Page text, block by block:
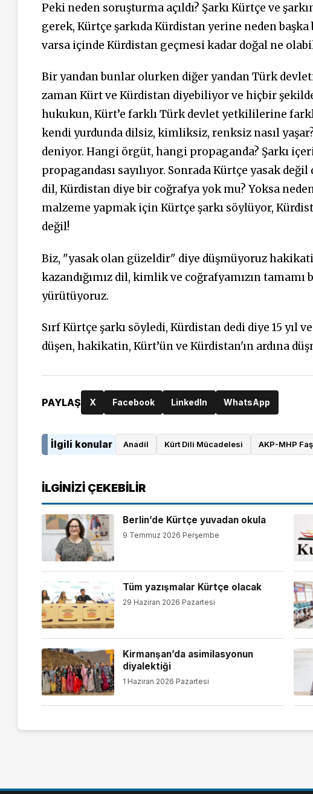
Peki neden soruşturma açıldı? Şarkı Kürtçe ve
gerek, Kürtçe şarkıda Kürdistan yerine neden
varsa içinde Kürdistan geçmesi kadar doğal ne
Bir yandan bunlar olurken diğer yandan Türk
zaman Kürt ve Kürdistan diyebiliyor ve hiçbir
hukukun, Kürt’e farklı Türk devlet yetkililerine
kendi yurdunda dilsiz, kimliksiz, renksiz nasıl
deniyor. Hangi örgüt, hangi propaganda? Şarkı
propagandası sayılıyor. Sonrada Kürtçe yasak
dil, Kürdistan diye bir coğrafya yok mu? Yoksa
malzeme yapmak için Kürtçe şarkı söylüyor,
değil!
Biz, "yasak olan güzeldir" diye düşmüyoruz
kazandığımız dil, kimlik ve coğrafyamızın
yürütüyoruz.
Sırf Kürtçe şarkı söyledi, Kürdistan dedi diye 15 yıl
düşen, hakikatin, Kürt’ün ve Kürdistan'ın ardına
PAYLAŞ X Facebook LinkedIn WhatsApp
İlgili konular Anadil Kürt Dili Mücadelesi AKP-MHP
İLGINIZI ÇEKEBILIR
Berlin’de Kürtçe yuvadan okula
9 Temmuz 2026 Perşembe
Tüm yazışmalar Kürtçe olacak
29 Haziran 2026 Pazartesi
Kirmanşan’da asimilasyonun
diyalektiği
1 Haziran 2026 Pazartesi